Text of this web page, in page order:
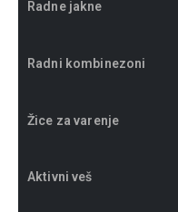
Radne jakne
Radni kombinezoni
Žice za varenje
Aktivni veš